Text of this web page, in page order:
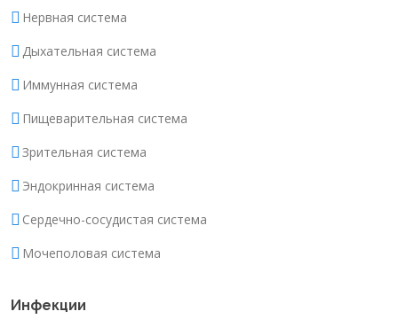
Нервная система
Дыхательная система
Иммунная система
Пищеварительная система
Зрительная система
Эндокринная система
Сердечно-сосудистая система
Мочеполовая система
Инфекции